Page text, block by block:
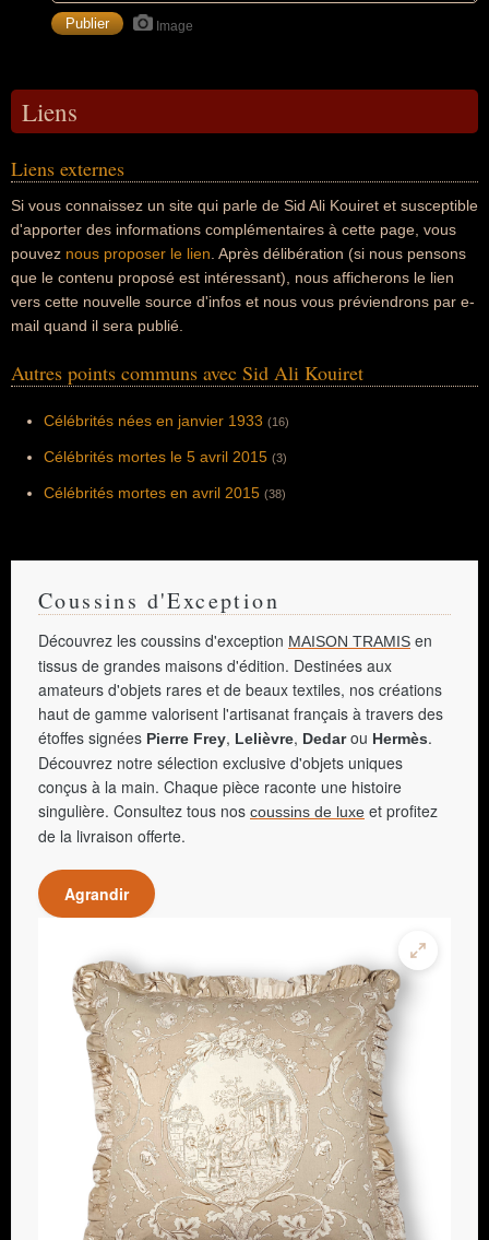
Image
Liens
Liens externes
Si vous connaissez un site qui parle de Sid Ali Kouiret et susceptible
d'apporter des informations complémentaires à cette page, vous
pouvez nous proposer le lien . Après délibération (si nous pensons
que le contenu proposé est intéressant), nous afficherons le lien
vers cette nouvelle source d'infos et nous vous préviendrons par e-
mail quand il sera publié.
Autres points communs avec Sid Ali Kouiret
Célébrités nées en janvier 1933 (16)
Célébrités mortes le 5 avril 2015 (3)
Célébrités mortes en avril 2015 (38)
Coussins d'Exception
Découvrez les coussins d'exception MAISON TRAMIS en
tissus de grandes maisons d'édition. Destinées aux
amateurs d'objets rares et de beaux textiles, nos créations
haut de gamme valorisent l'artisanat français à travers des
étoffes signées Pierre Frey, Lelièvre, Dedarou Hermès.
Découvrez notre sélection exclusive d'objets uniques
conçus à la main. Chaque pièce raconte une histoire
singulière. Consultez tous nos coussins de luxe et profitez
de la livraison offerte.
Agrandir